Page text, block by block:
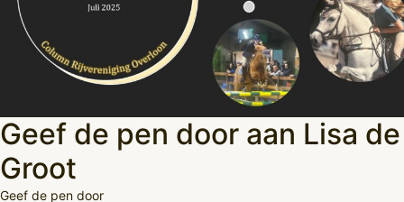
Geef de pen door aan Lisa de
Groot
Geef de pen door